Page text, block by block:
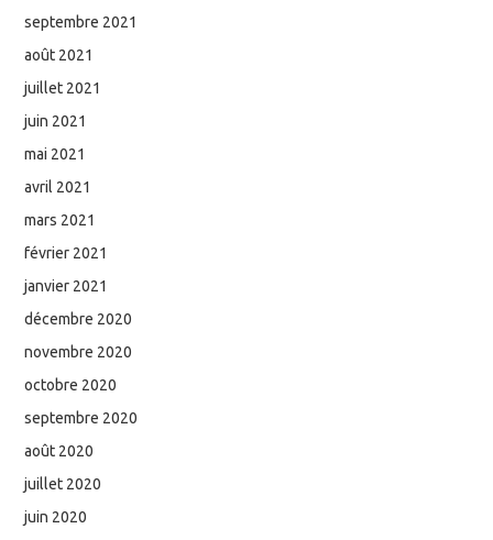
septembre 2021
août 2021
juillet 2021
juin 2021
mai 2021
avril 2021
mars 2021
février 2021
janvier 2021
décembre 2020
novembre 2020
octobre 2020
septembre 2020
août 2020
juillet 2020
juin 2020